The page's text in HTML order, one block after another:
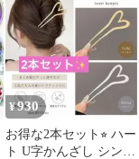
お得セット
¥930
お得な2本セット⭐︎ ハー
ト U字かんざし シンプ